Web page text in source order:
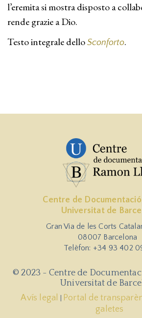
l’eremita si mostra disposto a
rende grazie a Dio.
Testo integrale dello Sconforto.
Centre de Documentació
Universitat de
Gran Via de les Corts
08007 Barcelona
Telèfon: +34 93 402
© 2023 - Centre de
Universitat de
Avís legal
Portal de
galetes